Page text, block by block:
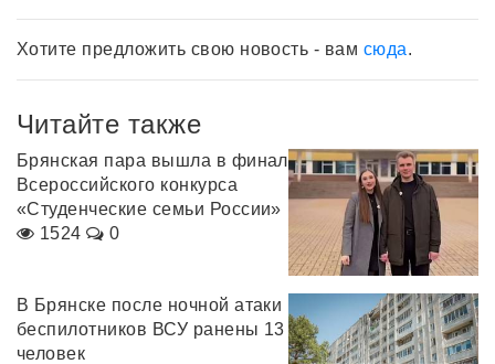
Хотите предложить свою новость - вам сюда.
Читайте также
Брянская пара вышла в финал
Всероссийского конкурса
«Студенческие семьи России»
1524
0
В Брянске после ночной атаки
беспилотников ВСУ ранены 13
человек